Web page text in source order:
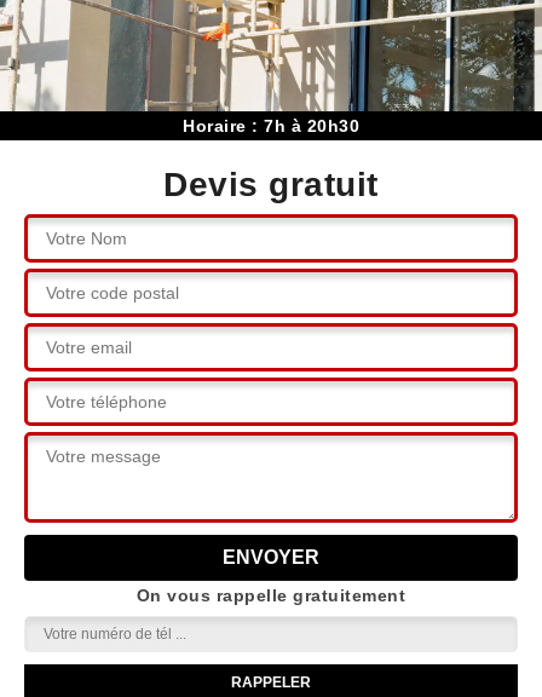
Horaire : 7h à 20h30
Devis gratuit
On vous rappelle gratuitement